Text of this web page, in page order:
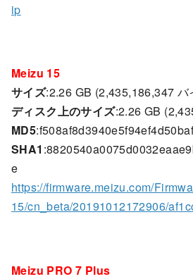
ip
Meizu 15
サイズ:2.26 GB (2,435,186,347 バ
ディスク上のサイズ:2.26 GB
MD5
SHA1
e
https://firmware.meizu.com/
15/cn_beta/20191012172906/
Meizu PRO 7 Plus